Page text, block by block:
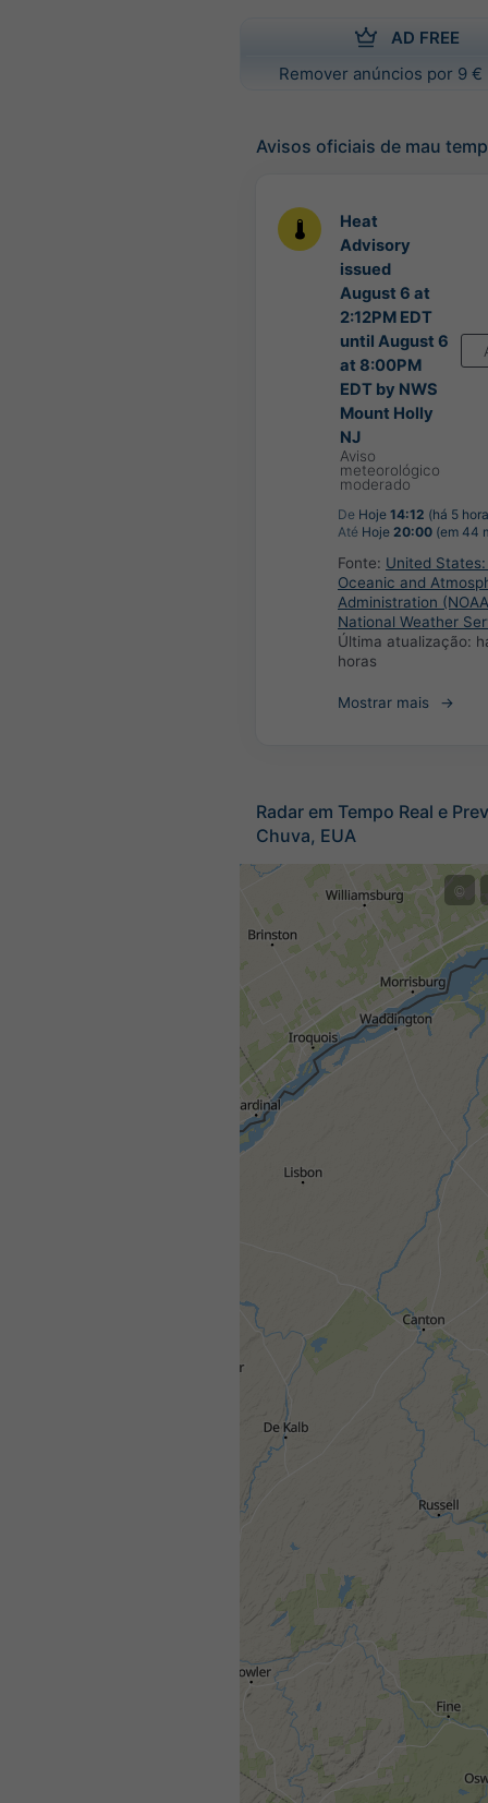
AD FREE
Remover anúncios por 9 €
Avisos oficiais de mau
Heat
Advisory
issued
August 6 at
2:12PM EDT
until August 6
at 8:00PM
EDT by NWS
Mount Holly
NJ
Aviso
meteorológico
moderado
De Hoje 14:12 (há 5
Até Hoje 20:00 (em 44
Fonte: United
Oceanic and
Administration
National Weather
Última atualização:
horas
Mostrar mais
Radar em Tempo Real e
Chuva, EUA
©